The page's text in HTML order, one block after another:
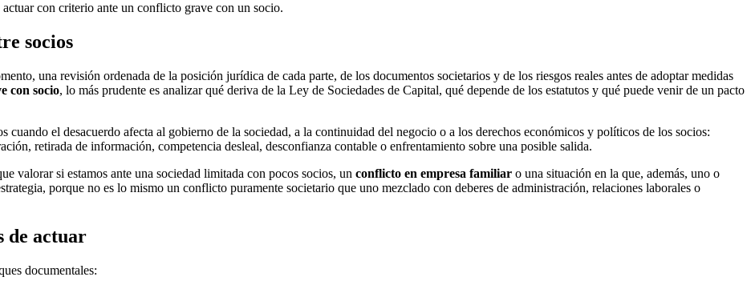
con criterio ante un conflicto grave con un socio.
socios
una revisión ordenada de la posición jurídica de cada parte, de los documentos societarios y de los riesgos reales antes de adoptar medidas
con socio, lo más prudente es analizar qué deriva de la Ley de Sociedades de Capital, qué depende de los estatutos y qué puede venir de un pacto
cuando el desacuerdo afecta al gobierno de la sociedad, a la continuidad del negocio o a los derechos económicos y políticos de los socios:
retirada de información, competencia desleal, desconfianza contable o enfrentamiento sobre una posible salida.
valorar si estamos ante una sociedad limitada con pocos socios, un conflicto en empresa familiar o una situación en la que, además, uno o
porque no es lo mismo un conflicto puramente societario que uno mezclado con deberes de administración, relaciones laborales o
de actuar
documentales: